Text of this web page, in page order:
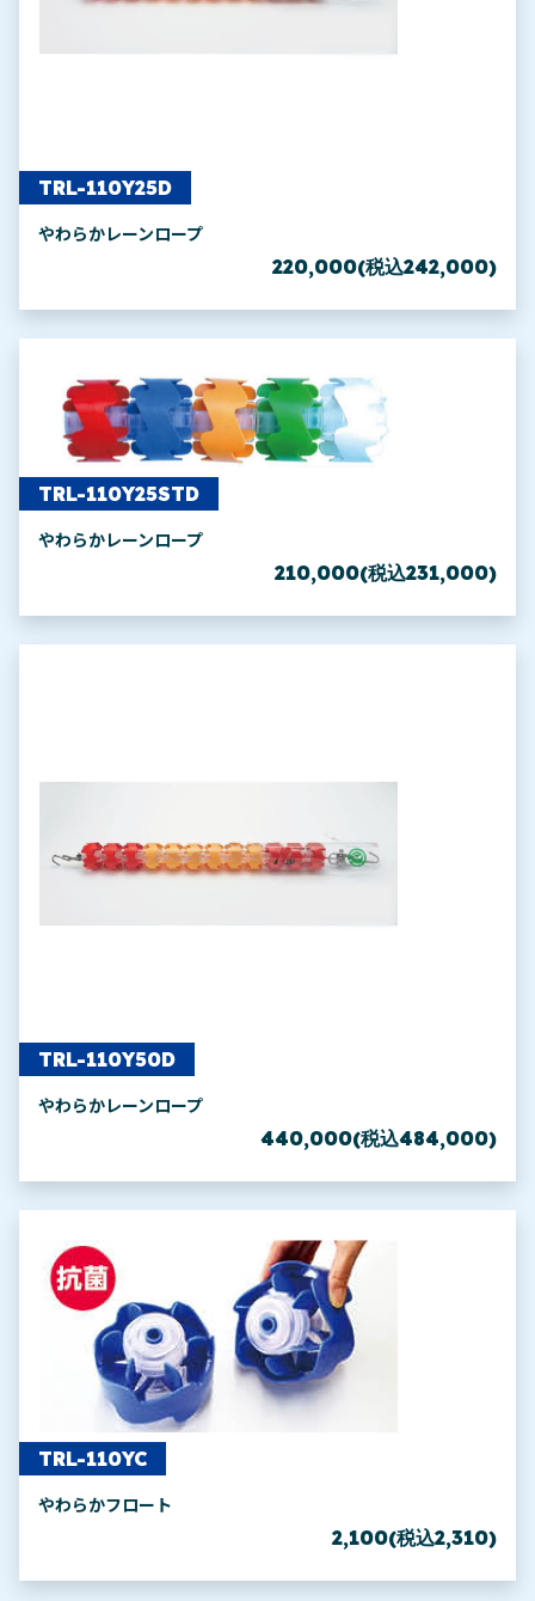
TRL-110Y25D
やわらかレーンロープ
220,000(税込242,000)
TRL-110Y25STD
やわらかレーンロープ
210,000(税込231,000)
TRL-110Y50D
やわらかレーンロープ
440,000(税込484,000)
TRL-110YC
やわらかフロート
2,100(税込2,310)